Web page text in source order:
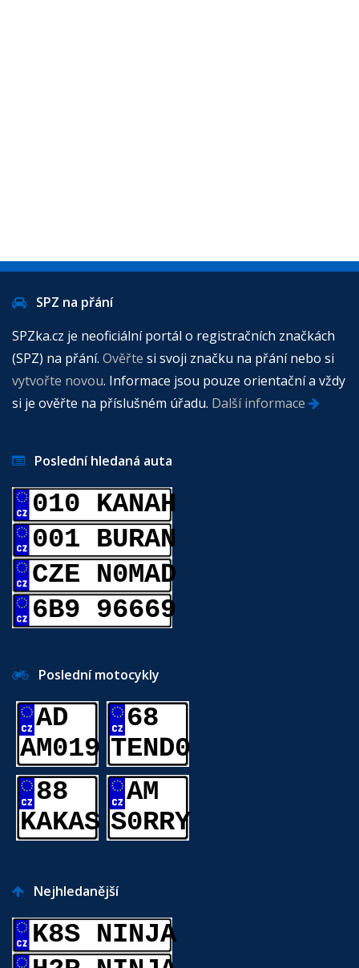
SPZ na přání
SPZka.cz je neoficiální portál o registračních značkách
(SPZ) na přání. Ověřte si svoji značku na přání nebo si
vytvořte novou. Informace jsou pouze orientační a vždy
si je ověřte na příslušném úřadu. Další informace
Poslední hledaná auta
010 KANAH
001 BURAN
CZE N0MAD
6B9 96669
Poslední motocykly
AD
AM019
68
TEND0
88
KAKAS
AM
S0RRY
Nejhledanější
K8S NINJA